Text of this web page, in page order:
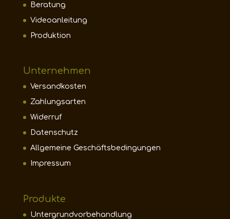
Beratung
Videoanleitung
Produktion
Unternehmen
Versandkosten
Zahlungsarten
Widerruf
Datenschutz
Allgemeine Geschäftsbedingungen
Impressum
Produkte
Untergrundvorbehandlung